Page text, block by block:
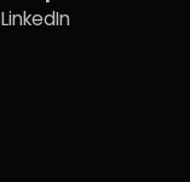
LinkedIn